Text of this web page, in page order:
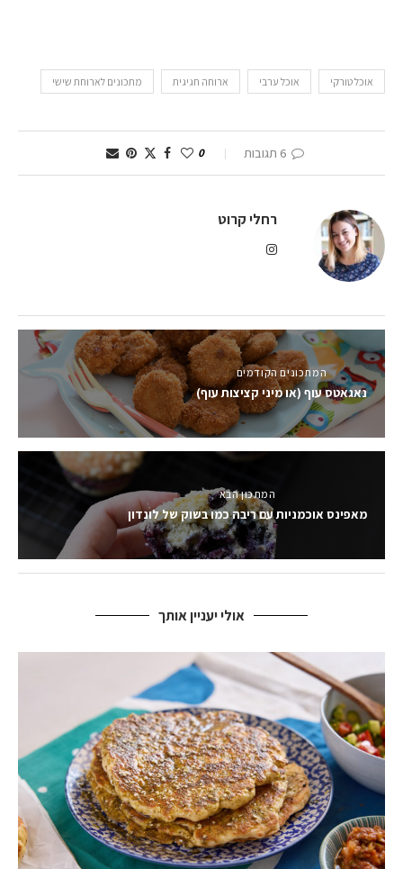
אוכל טורקי אוכל ערבי ארוחה חגיגית מתכונים לארוחת שישי
6 תגובות 0
רחלי קרוט
המתכונים הקודמים
נאגאטס עוף (או מיני קציצות עוף)
המתכון הבא
מאפינס אוכמניות עם ריבה כמו בשוק של לונדון
אולי יעניין אותך